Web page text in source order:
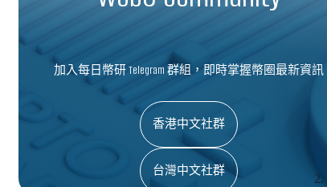
加入每日幣研 Telegram 群組，即時掌握幣圈最新資訊
香港中文社群
台灣中文社群